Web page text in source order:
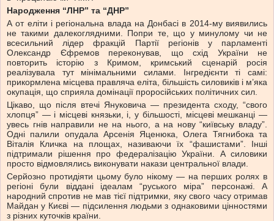
Народження “ЛНР” та “ДНР”
А от еліти і регіональна влада на Донбасі в 2014-му виявились
не такими далекоглядними. Попри те, що у минулому чи не
всесильний лідер фракцій Партії регіонів у парламенті
Олександр Єфремов переконував, що схід України не
повторить історію з Кримом, кримський сценарій росія
реалізувала тут мінімальними силами. Інгредієнти ті самі:
прикормлена місцева правляча еліта, більшість силовиків і м’яка
окупація, що сприяла домінації проросійських політичних сил.
Цікаво, що після втечі Януковича — президента сходу, “свого
хлопця” — і місцеві князьки, і, у більшості, місцеві мешканці —
увесь гнів направили не на нього, а на нову “київську владу”.
Одні палили опудала Арсенія Яценюка, Олега Тягнибока та
Віталія Кличка на площах, називаючи їх “фашистами”. Інші
підтримали рішення про федералізацію України. А силовики
просто відмовлялись виконувати накази центральної влади.
Серйозно протидіяти цьому було нікому — на перших ролях в
регіоні були віддані ідеалам “руського міра” персонажі. А
народний спротив не мав тієї підтримки, яку свого часу отримав
Майдан у Києві — підсилення людьми з однаковими цінностями
з різних куточків країни.